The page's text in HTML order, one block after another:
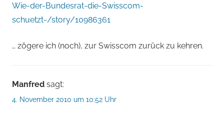
Wie-der-Bundesrat-die-Swisscom-
schuetzt-/story/10986361
… zögere ich (noch), zur Swisscom zurück zu kehren.
Manfred sagt:
4. November 2010 um 10:52 Uhr